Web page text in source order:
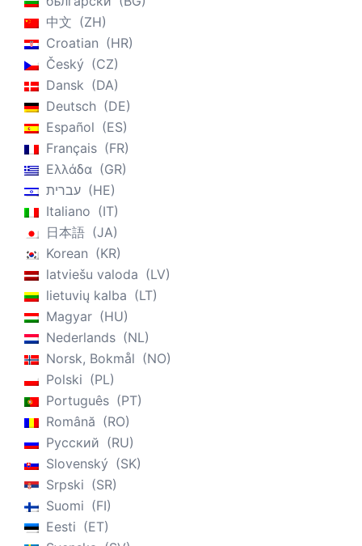
中文
ZH
Croatian
HR
Český
CZ
Dansk
DA
Deutsch
DE
Español
ES
Français
FR
Ελλάδα
GR
עברית
HE
Italiano
IT
日本語
JA
Korean
KR
latviešu valoda
LV
lietuvių kalba
LT
Magyar
HU
Nederlands
NL
Norsk, Bokmål
NO
Polski
PL
Português
PT
Română
RO
Русский
RU
Slovenský
SK
Srpski
SR
Suomi
FI
Eesti
ET